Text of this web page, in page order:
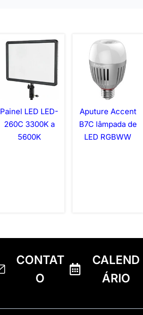
Painel LED LED-
260C 3300K a
5600K
Aputure Accent
B7C lâmpada de
LED RGBWW
CONTAT
O
CALEND
ÁRIO